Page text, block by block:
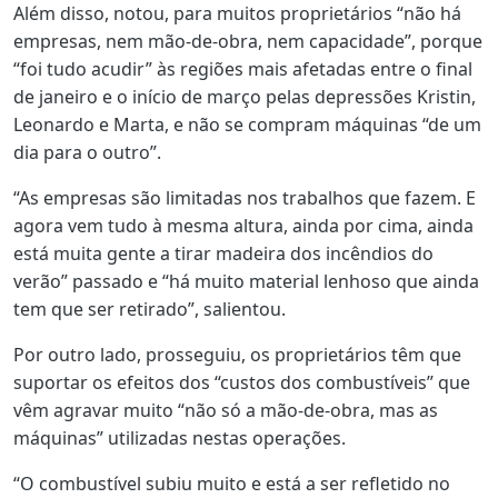
Além disso, notou, para muitos proprietários “não há
empresas, nem mão-de-obra, nem capacidade”, porque
“foi tudo acudir” às regiões mais afetadas entre o final
de janeiro e o início de março pelas depressões Kristin,
Leonardo e Marta, e não se compram máquinas “de um
dia para o outro”.
“As empresas são limitadas nos trabalhos que fazem. E
agora vem tudo à mesma altura, ainda por cima, ainda
está muita gente a tirar madeira dos incêndios do
verão” passado e “há muito material lenhoso que ainda
tem que ser retirado”, salientou.
Por outro lado, prosseguiu, os proprietários têm que
suportar os efeitos dos “custos dos combustíveis” que
vêm agravar muito “não só a mão-de-obra, mas as
máquinas” utilizadas nestas operações.
“O combustível subiu muito e está a ser refletido no